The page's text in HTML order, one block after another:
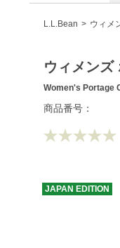
L.L.Bean ウィメ
ウィメンズ
Women's Portage
https://
商品番号：
JAPAN EDITION